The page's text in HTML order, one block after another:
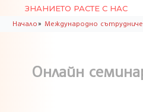
ЗНАНИЕТО РАСТЕ С НАС
Начало» Международно
Онлайн